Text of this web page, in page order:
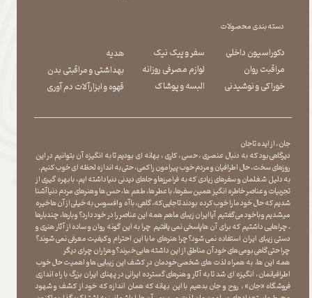
دسته بندی محصولات
دکوراسیون داخلی
مراقبت روان
​​​​​​​خوراکی و نوشیدنی
سفر و پیک نیک
لوازم مصرفی روزانه
​​​​​​​البسه و پوشاک
هدیه
بهداشتی و مراقبتی بدن
​​​​​​​قهوه و ابزارآلات دم آوری
جان ، از ایده تا جان
دیرگاهی بود که به دنبال عنصری ، حسی ، کاری ، بهانه ای بودیم تا به انگیزه آن بتوانیم در این
روزهای سخت ، حال اطرافیان و مردم خوب پیرامون را کمی ، حتی به اندازه لحظه ای خوب کنیم.
به دلیل شغلمان و سفرهای زیادی که به فرامرزها و جاهای دیدنی دنیا داشته ایم، با بهره گیری از
تجربیات و عناصر خاطره انگیز همین سفرها ، با عطر ها ، طعم ها ، حس ها و هنرهای مردم دنیا آشنا
شدیم که حال خود ما را خوب کرده بودند تا جایی که، گاهی ، با آه و افسوس به خیلی از آن ها خیره
میشدیم و با خود می گفتیم آیا ایران زیبای ما هم همه این عناصر را در خود دارد؟ و بارها ، چندبارها
، چراهایی داشتیم که برای آن ها پاسخی نمی یافتیم چرا به این گونه روان و ساده از آثار هنری و
دستی زیبای ایران استفاده نمی شود؟چرا هنرهای ما با این احترام و کیفیت معرفی نمی شوند؟
چرا حتی گاهی بومی های خود آن مناطق از این داشته ها بی خبرند؟و هزاران چرای دیگر
​​​​​​​ همه این ها، به همراه لذت های شخصی خودمان در کشف این زیبایی ها و اهمیت حال خوب
اطرافیانمان ، انگیزه ای شد تا به آثار و هنرهای گسترده ایرانی در پهنای ایران بزرگ با راه اندازی
فروشگاه «جان» ، روح و جان بدهیم با این بهانه که همان اندازه که خود از کشف و شهود